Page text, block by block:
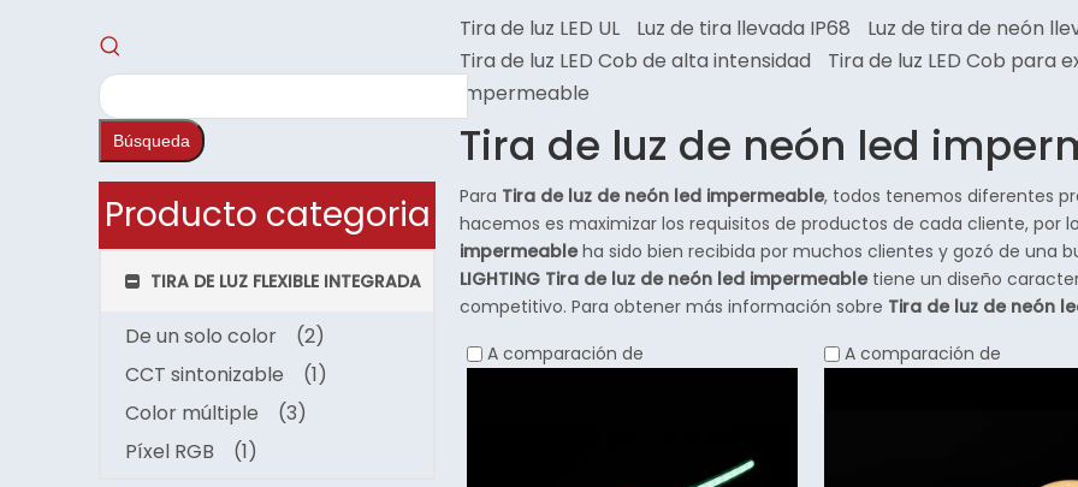
Búsqueda
Producto categoria
TIRA DE LUZ FLEXIBLE INTEGRADA
De un solo color
(2)
CCT sintonizable
(1)
Color múltiple
(3)
Píxel RGB
(1)
Tira de luz LED UL Luz de tira llevada IP68 Luz de tira de neón
Tira de luz LED Cob de alta intensidad
Tira de luz LED Cob para
impermeable
Tira de luz de neón led
Para Tira de luz de neón led impermeable, todos tenemos diferentes
hacemos es maximizar los requisitos de productos de cada cliente, por
impermeableha sido bien recibida por muchos clientes y gozó de una
LIGHTING Tira de luz de neón led impermeabletiene un diseño
competitivo. Para obtener más información sobre Tira de luz de neón
A comparación de
A comparación de